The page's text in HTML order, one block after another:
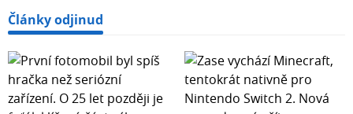
Články odjinud